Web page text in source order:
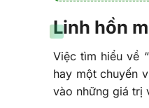
Linh hồn
Việc tìm hiểu về
hay một chuyến
vào những giá trị